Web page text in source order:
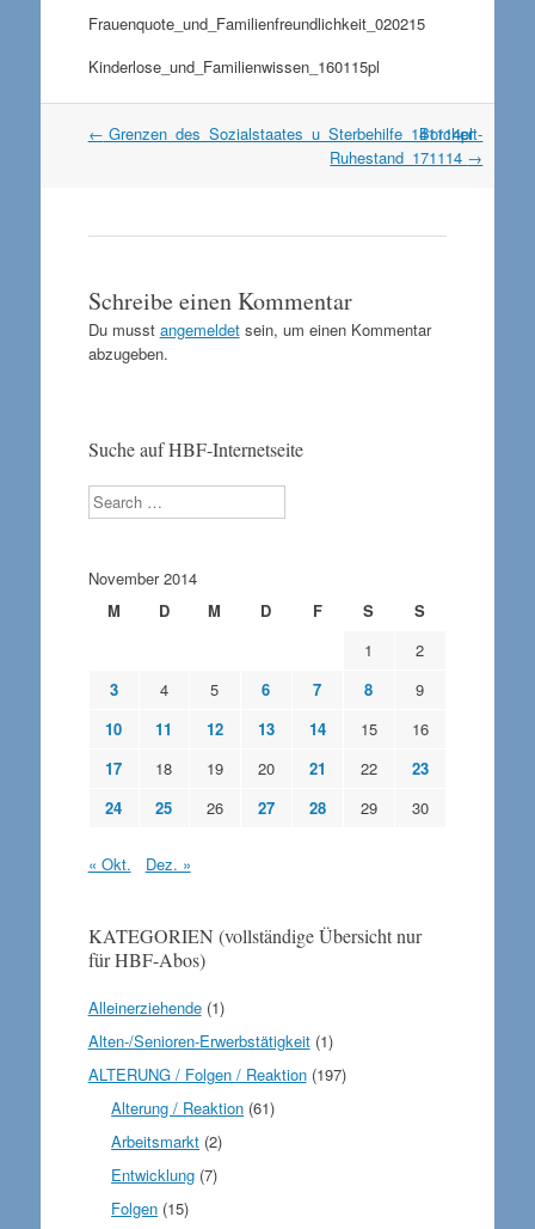
Frauenquote_und_Familienfreundlichkeit_020215
Kinderlose_und_Familienwissen_160115pl
Artikel
← Grenzen_des_Sozialstaates_u_Sterbehilfe_141114pl
Borchert-
Ruhestand_171114 →
Schreibe einen Kommentar
Du musst angemeldetsein, um einen Kommentar
abzugeben.
Suche auf HBF-Internetseite
Search
November 2014
M
D M D F S
S
1
2
3
4 5 6 7 8
9
10
11 12 13 14 15
16
17
18 19 20 21 22
23
24
25 26 27 28 29 30
« Okt. Dez. »
KATEGORIEN (vollständige Übersicht nur
für HBF-Abos)
Alleinerziehende(1)
Alten-/Senioren-Erwerbstätigkeit(1)
ALTERUNG / Folgen / Reaktion(197)
Alterung / Reaktion (61)
Arbeitsmarkt (2)
Entwicklung (7)
Folgen (15)